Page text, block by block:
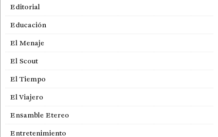
Editorial
Educación
El Menaje
El Scout
El Tiempo
El Viajero
Ensamble Etereo
Entretenimiento